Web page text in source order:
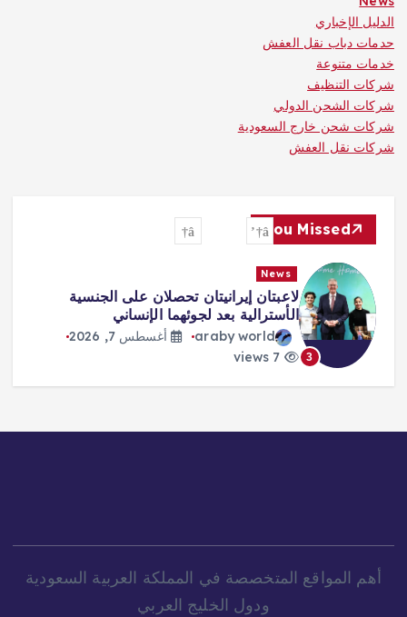
الدليل الإخباري
حدمات دباب نقل العفش
خدمات متنوعة
شركات التنظيف
شركات الشحن الدولي
شركات شحن خارج السعودية
شركات نقل العفش
You Missed
3
News
لاعبتان إيرانيتان تحصلان على الجنسية
الأسترالية بعد لجوئهما الإنساني
araby world
أغسطس 7, 2026
أهم المواقع المتخصصة في المملكة العربية السعودية
ودول الخليج العربي